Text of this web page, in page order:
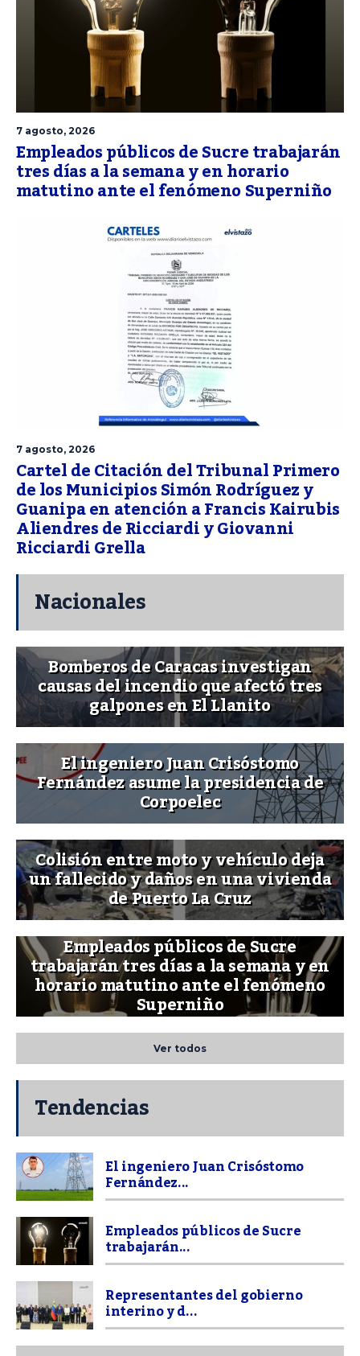
7 agosto, 2026
Empleados públicos de Sucre trabajarán
tres días a la semana y en horario
matutino ante el fenómeno Superniño
7 agosto, 2026
Cartel de Citación del Tribunal Primero
de los Municipios Simón Rodríguez y
Guanipa en atención a Francis Kairubis
Aliendres de Ricciardi y Giovanni
Ricciardi Grella
Nacionales
Bomberos de Caracas investigan
causas del incendio que afectó tres
galpones en El Llanito
El ingeniero Juan Crisóstomo
Fernández asume la presidencia de
Corpoelec
Colisión entre moto y vehículo deja
un fallecido y daños en una vivienda
de Puerto La Cruz
Empleados públicos de Sucre
trabajarán tres días a la semana y en
horario matutino ante el fenómeno
Superniño
Ver todos
Tendencias
El ingeniero Juan Crisóstomo
Fernández...
Empleados públicos de Sucre
trabajarán...
Representantes del gobierno
interino y d...